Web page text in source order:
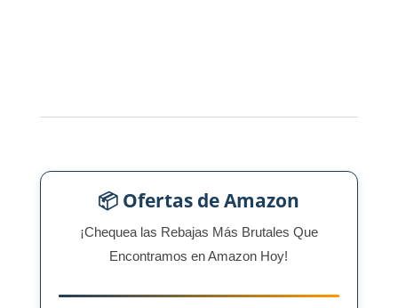
📦 Ofertas de Amazon
¡Chequea las Rebajas Más Brutales Que
Encontramos en Amazon Hoy!